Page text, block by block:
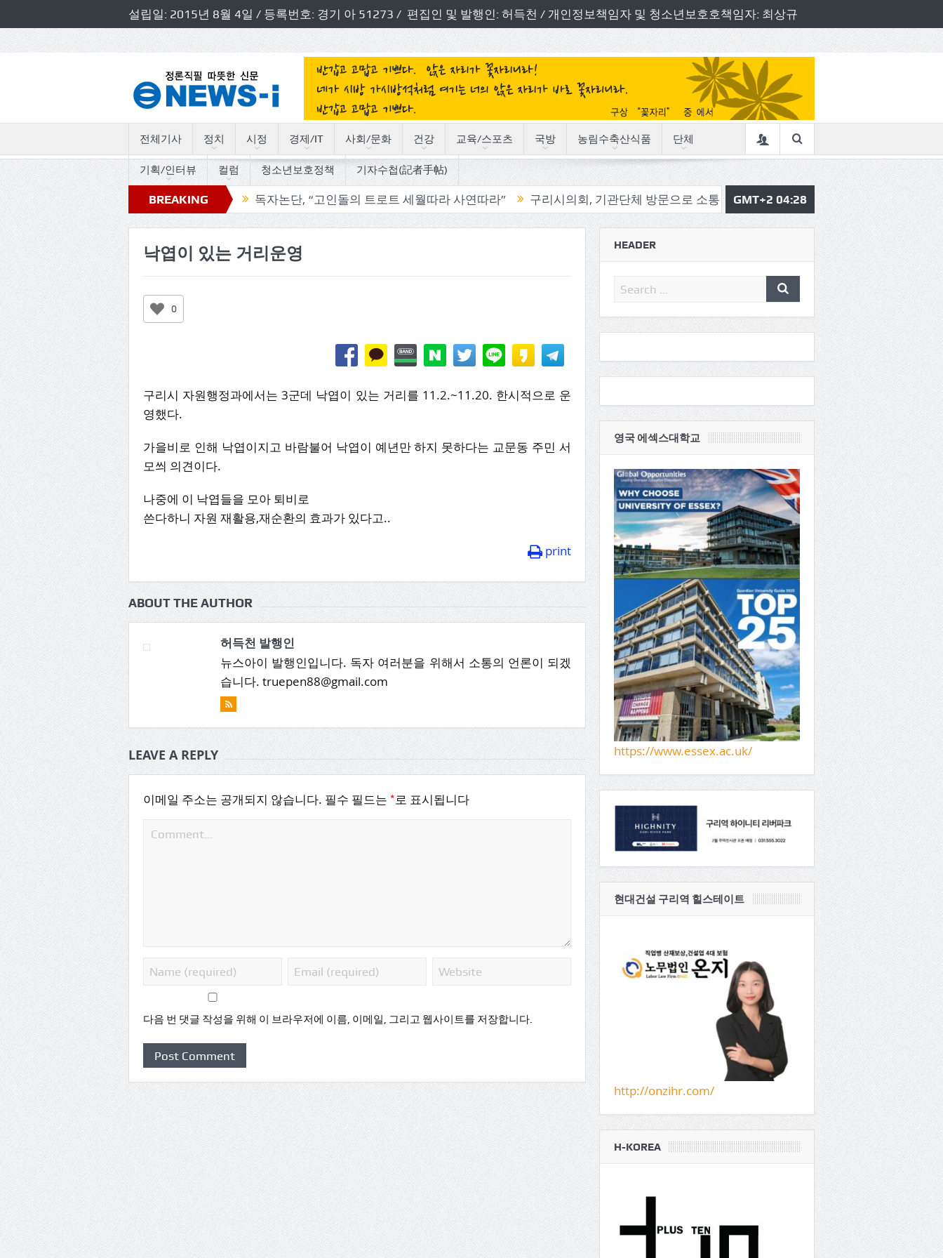
설립일: 2015년 8월 4일 / 등록번호: 경기 아 51273 / 편집인 및 발행인: 허득천 / 개인정보책임자 및 청소년보호호책임자: 최상규
전체기사 정치 시정 경제/IT 사회/문화 건강 교육/스포츠 국방 농림수축산식품 단체
기획/인터뷰 컬럼 청소년보호정책 기자수첩(記者手帖)
BREAKING
NEWS
의원 초청 소방정책간담회 개최 독자논단, “고인돌의 트로트 세월따라 사연따라” 구리시의회, 기관단체 방문으로 소통의정 시작 삼육중 4-H 환경동아리, 구리시청서 특
GMT+2 04:28
낙엽이 있는 거리운영
0
구리시 자원행정과에서는 3군데 낙엽이 있는 거리를 11.2.~11.20. 한시적으로 운
영했다.
가을비로 인해 낙엽이지고 바람불어 낙엽이 예년만 하지 못하다는 교문동 주민 서
모씌 의견이다.
나중에 이 낙엽들을 모아 퇴비로
쓴다하니 자원 재활용,재순환의 효과가 있다고..
print
ABOUT THE AUTHOR
허득천 발행인
뉴스아이 발행인입니다. 독자 여러분을 위해서 소통의 언론이 되겠
습니다. truepen88@gmail.com
LEAVE A REPLY
이메일 주소는 공개되지 않습니다. 필수 필드는 *로 표시됩니다
다음 번 댓글 작성을 위해 이 브라우저에 이름, 이메일, 그리고 웹사이트를 저장합니다.
HEADER
영국 에섹스대학교
https://www.essex.ac.uk/
현대건설 구리역 힐스테이트
http://onzihr.com/
H-KOREA